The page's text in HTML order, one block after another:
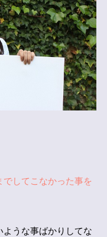
してこなかった事を
ような事ばかりしてな